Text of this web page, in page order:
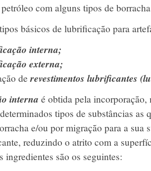
com alguns tipos de
básicos de lubrificação para
interna;
externa;
derevestimentos lubrificantes
interna é obtida pela incorporação,
tipos de substâncias as
e/ou por migração para a sua
reduzindo o atrito com a
ingredientes são os seguintes: